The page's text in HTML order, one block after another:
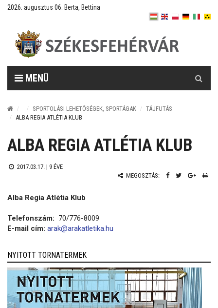
2026. augusztus 06. Berta, Bettina
MENÜ
SPORTOLÁSI LEHETŐSÉGEK, SPORTÁGAK
TÁJFUTÁS
ALBA REGIA ATLÉTIA KLUB
ALBA REGIA ATLÉTIA KLUB
2017.03.17. | 9 ÉVE
MEGOSZTÁS:
Alba Regia Atlétia Klub
Telefonszám: 70/776-8009
E-mail cím: arak@arakatletika.hu
NYITOTT TORNATERMEK